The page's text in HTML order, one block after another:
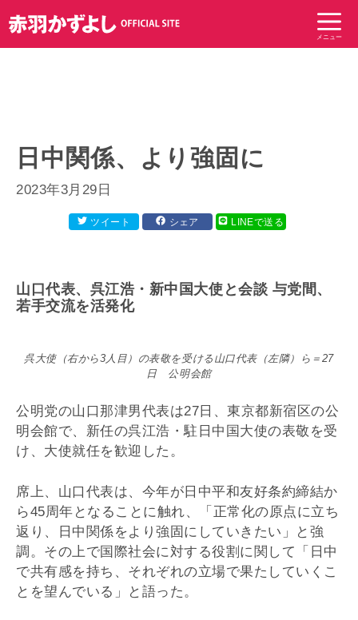
ン
テ
メニュー
日中関係、より強固に
2023年3月29日
ツイート シェア LINEで送る
山口代表、呉江浩・新中国大使と会談 与党間、
若手交流を活発化
呉大使（右から3人目）の表敬を受ける山口代表（左隣）ら＝27
日 公明会館
公明党の山口那津男代表は27日、東京都新宿区の公
明会館で、新任の呉江浩・駐日中国大使の表敬を受
け、大使就任を歓迎した。
席上、山口代表は、今年が日中平和友好条約締結か
ら45周年となることに触れ、「正常化の原点に立ち
返り、日中関係をより強固にしていきたい」と強
調。その上で国際社会に対する役割に関して「日中
で共有感を持ち、それぞれの立場で果たしていくこ
とを望んでいる」と語った。